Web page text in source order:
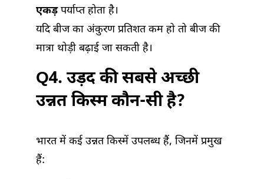
एकड़पर्याप्त होता है।
यदि बीज का अंकुरण प्रतिशत कम हो तो बीज की
मात्रा थोड़ी बढ़ाई जा सकती है।
Q4. उड़द की सबसे अच्छी
उन्नत किस्म कौन-सी है?
भारत में कई उन्नत किस्में उपलब्ध हैं, जिनमें प्रमुख
हैं: